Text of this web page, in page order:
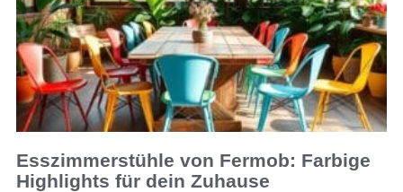
Esszimmerstühle von Fermob: Farbige
Highlights für dein Zuhause